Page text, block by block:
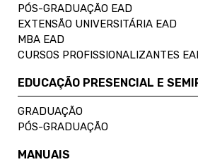
PÓS-GRADUAÇÃO EAD
EXTENSÃO UNIVERSITÁRIA EAD
MBA EAD
CURSOS PROFISSIONALIZANTES
EDUCAÇÃO PRESENCIAL E
GRADUAÇÃO
PÓS-GRADUAÇÃO
MANUAIS